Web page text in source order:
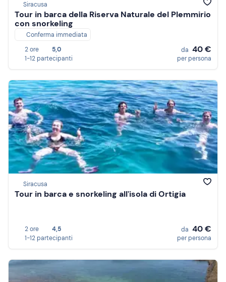
Siracusa
Tour in barca della Riserva Naturale del Plemmirio
con snorkeling
Conferma immediata
2 ore
5,0
1-12 partecipanti
da 40 €
per persona
Siracusa
Tour in barca e snorkeling all'isola di Ortigia
2 ore
4,5
1-12 partecipanti
da 40 €
per persona